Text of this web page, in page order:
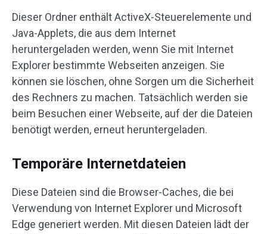
Dieser Ordner enthält ActiveX-Steuerelemente und
Java-Applets, die aus dem Internet
heruntergeladen werden, wenn Sie mit Internet
Explorer bestimmte Webseiten anzeigen. Sie
können sie löschen, ohne Sorgen um die Sicherheit
des Rechners zu machen. Tatsächlich werden sie
beim Besuchen einer Webseite, auf der die Dateien
benötigt werden, erneut heruntergeladen.
Temporäre Internetdateien
Diese Dateien sind die Browser-Caches, die bei
Verwendung von Internet Explorer und Microsoft
Edge generiert werden. Mit diesen Dateien lädt der